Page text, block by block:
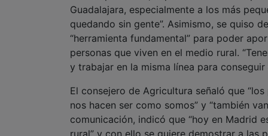
personas que viven en el medio rural.
y trabajar en la misma línea para
El consejero de Agricultura señaló que
nos hacen ser como somos” y “también
comunicación, indicó que “hoy en Madrid
rural” y con ello se quiere demostrar a las
mantener vivos nuestros pueblos y contar
suficientes”, algo que debe llevarse a